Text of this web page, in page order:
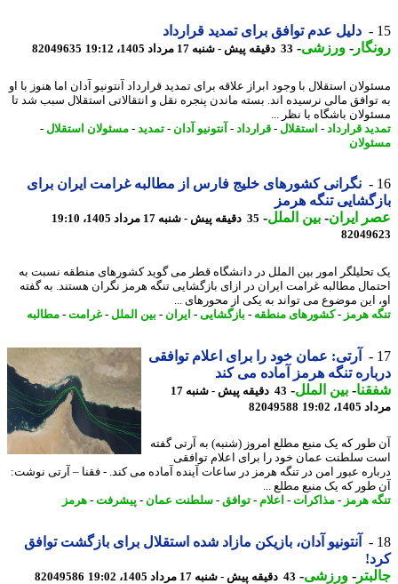
دلیل عدم توافق برای تمدید قرارداد
-ورزشی-33 دقیقه پیش - شنبه 17 مرداد 1405، 19:12 82049635
استقلال با وجود ابراز علاقه برای تمدید قرارداد آنتونیو آدان اما هنوز با او
مالی نرسیده اند. بسته ماندن پنجره نقل و انتقالاتی استقلال سبب شد تا
باشگاه با نظر ...
قرارداد -استقلال-قرارداد -آنتونیو آدان - تمدید-مسئولان استقلال-
نگرانی کشورهای خلیج فارس از مطالبه غرامت ایران برای
تنگه هرمز
ایران- بین الملل-35 دقیقه پیش - شنبه 17 مرداد 1405، 19:10
امور بین الملل در دانشگاه قطر می گوید کشورهای منطقه نسبت به
مطالبه غرامت ایران در ازای بازگشایی تنگه هرمز نگران هستند. به گفته
این موضوع می تواند به یکی از محورهای ...
هرمز- کشورهای منطقه-بازگشایی-ایران - بین الملل-غرامت -مطالبه
آرتی: عمان خود را برای اعلام توافقی
تنگه هرمز آماده می کند
-بین الملل-
43 دقیقه پیش - شنبه 17
19:02
82049588
که یک منبع مطلع امروز (شنبه) به آرتی گفته
سلطنت عمان خود را برای اعلام توافقی
عبور امن در تنگه هرمز در ساعات آینده آماده می کند. - فقنا – آرتی نوشت:
که یک منبع مطلع ...
هرمز- مذاکرات- اعلام -توافق-سلطنت عمان-پیشرفت-هرمز
آنتونیو آدان، بازیکن مازاد شده استقلال برای بازگشت توافق
-ورزشی-43 دقیقه پیش - شنبه 17 مرداد 1405، 19:02 82049586